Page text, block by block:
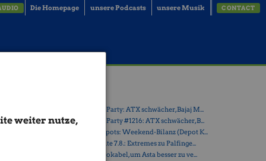
weiter nutze,
Die Homepage unsere Podcasts unsere Musik CONTACT
in
» Wiener Börse Party: ATX schwächer, Bajaj M...
» Wiener Börse Party #1216: ATX schwächer, B...
» Österreich-Depots: Weekend-Bilanz (Depot K...
» Börsegeschichte 7.8.: Extremes zu Palfinge...
» Nachlese: 10 Vokabel, um Asta besser zu ve...